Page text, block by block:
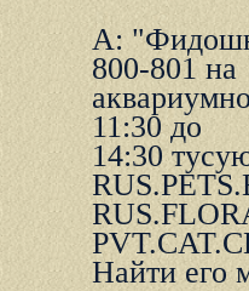
A:
800-801 на
11:30 до
14:30
Hайти его